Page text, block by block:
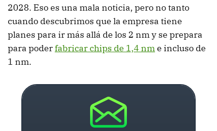
2028. Eso es una mala noticia, pero no tanto
cuando descubrimos que la empresa tiene
planes para ir más allá de los 2 nm y se prepara
para poderfabricar chips de 1,4 nme incluso de
1 nm.